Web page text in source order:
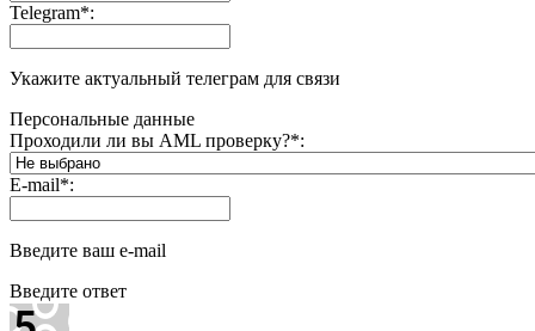
Telegram*:
Укажите актуальный телеграм для связи
Персональные данные
Проходили ли вы AML проверку?*:
E-mail*:
Введите ваш e-mail
Введите ответ